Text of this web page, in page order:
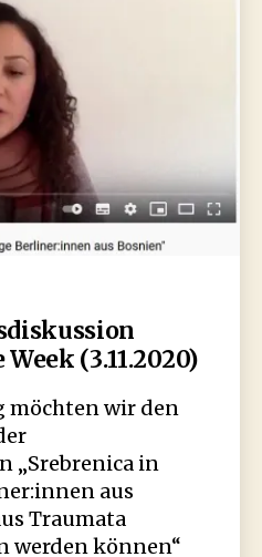
(3.11.2020)
möchten wir den
„Srebrenica in
aus
Traumata
werden können“